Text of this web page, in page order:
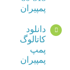
پمپیران
دانلود
کاتالوگ
پمپ
پمپیران